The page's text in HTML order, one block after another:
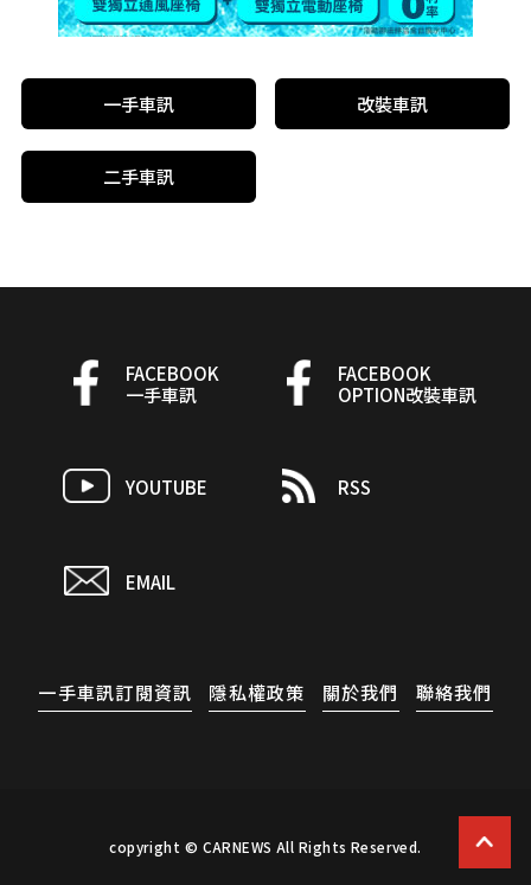
一手車訊 改裝車訊
二手車訊
FACEBOOK
一手車訊
FACEBOOK
OPTION改裝車訊
YOUTUBE RSS
EMAIL
一手車訊訂閱資訊 隱私權政策 關於我們 聯絡我們
copyright © CARNEWS All Rights Reserved.